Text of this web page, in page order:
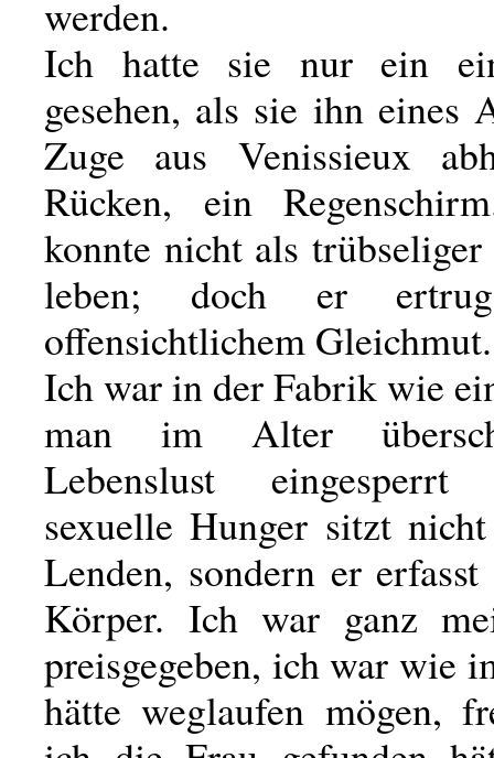
werden.
Ich hatte sie nur ein
gesehen, als sie ihn eines
Zuge aus Venissieux
Rücken, ein
konnte nicht als trübseliger
leben; doch er
offensichtlichem Gleichmut.
Ich war in der Fabrik wie
man im Alter
Lebenslust
sexuelle Hunger sitzt
Lenden, sondern er erfasst
Körper. Ich war ganz
preisgegeben, ich war wie
hätte weglaufen mögen,